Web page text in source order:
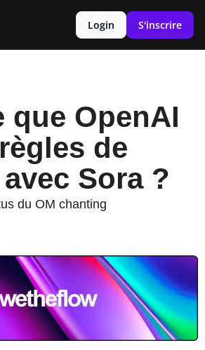
Login S'inscrire
que OpenAI
de
Sora ?
du OM chanting